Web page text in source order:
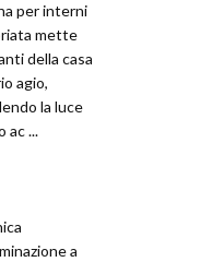
per interni
mette
della casa
agio,
la luce
ac ...
a